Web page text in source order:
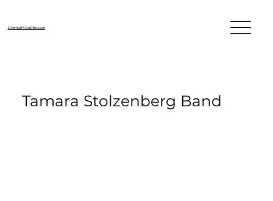
Livemusik-buchen.com
Tamara Stolzenberg Band